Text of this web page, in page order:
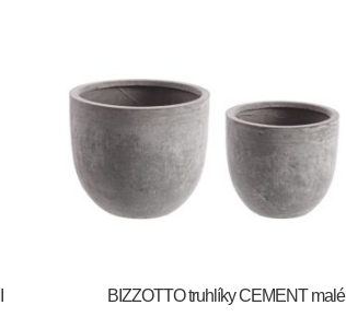
BIZZOTTO truhlíky CEMENT malé